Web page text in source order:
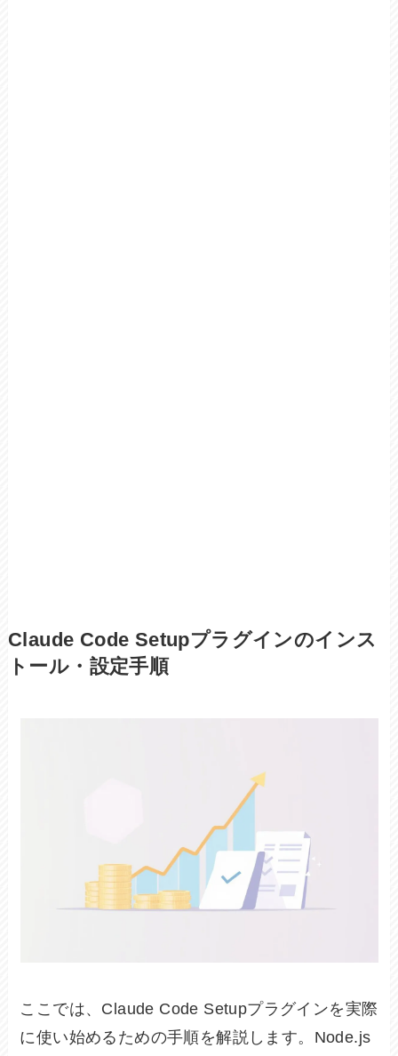
Claude Code Setupプラグインのインス
トール・設定手順
ここでは、Claude Code Setupプラグインを実際
に使い始めるための手順を解説します。Node.js